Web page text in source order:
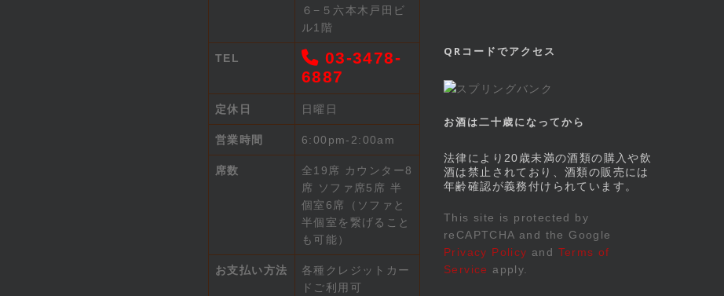
６−５六本木戸田ビ
ル1階
TEL
03-3478-
6887
定休日 日曜日
営業時間 6:00pm-2:00am
席数
全19席 カウンター8
席 ソファ席5席 半
個室6席（ソファと
半個室を繋げること
も可能）
お支払い方法
各種クレジットカー
ドご利用可
QRコードでアクセス
お酒は二十歳になってから
法律により20歳未満の酒類の購入や飲
酒は禁止されており、酒類の販売には
年齢確認が義務付けられています。
This site is protected by
reCAPTCHA and the Google
Privacy Policy and Terms of
Service apply.